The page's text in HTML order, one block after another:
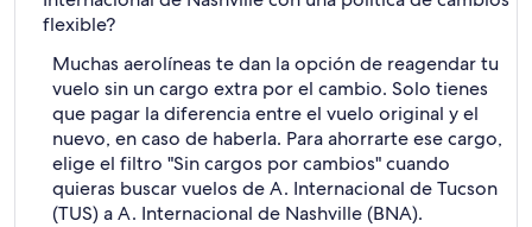
flexible?
Muchas aerolíneas te dan la opción de reagendar tu
vuelo sin un cargo extra por el cambio. Solo tienes
que pagar la diferencia entre el vuelo original y el
nuevo, en caso de haberla. Para ahorrarte ese cargo,
elige el filtro "Sin cargos por cambios" cuando
quieras buscar vuelos de A. Internacional de Tucson
(TUS) a A. Internacional de Nashville (BNA).